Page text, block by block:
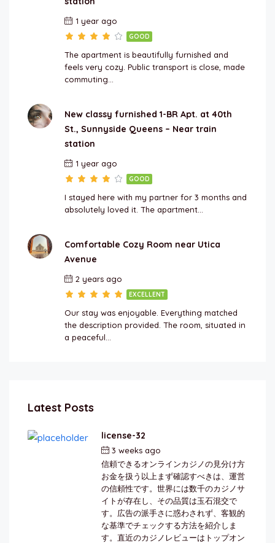
1 year ago
GOOD
The apartment is beautifully furnished and
feels very cozy. Public transport is close, made
commuting…
New classy furnished 1-BR Apt. at 40th
St., Sunnyside Queens – Near train
station
1 year ago
GOOD
I stayed here with my partner for 3 months and
absolutely loved it. The apartment…
Comfortable Cozy Room near Utica
Avenue
2 years ago
EXCELLENT
Our stay was enjoyable. Everything matched
the description provided. The room, situated in
a peaceful…
Latest Posts
license-32
3 weeks ago
信頼できるオンラインカジノの見分け方
お金を扱う以上まず確認すべきは、運営
の信頼性です。世界には数千のカジノサ
イトが存在し、その品質は玉石混交で
す。広告の派手さに惑わされず、客観的
な基準でチェックする方法を紹介しま
す。直近のカジノレビューはトップオン